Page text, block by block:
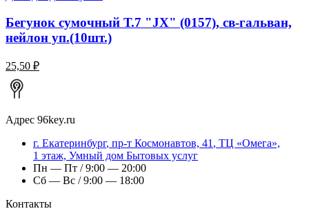
Бегунок сумочный Т.7 "JX" (0157), св-гальван,
нейлон уп.(10шт.)
25,50 ₽
Адрес 96key.ru
г. Екатеринбург, пр-т Космонавтов, 41, ТЦ «Омега»,
1 этаж, Умный дом Бытовых услуг
Пн — Пт / 9:00 — 20:00
Сб — Вс / 9:00 — 18:00
Контакты